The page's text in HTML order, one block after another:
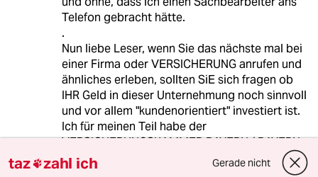
Telefon gebracht hätte.
.
Nun liebe Leser, wenn Sie das nächste mal bei
einer Firma oder VERSICHERUNG anrufen und
ähnliches erleben, sollten SiE sich fragen ob
IHR Geld in dieser Unternehmung noch sinnvoll
und vor allem "kundenorientiert" investiert ist.
Ich für meinen Teil habe der
VERSICHERUNGSKAMMER BAYERN / BAYERN
VERSICHERUNG daraufhin die Kündigung
verfasst. Ich kann ferner berichten, dass die
taz zahl ich Gerade nicht